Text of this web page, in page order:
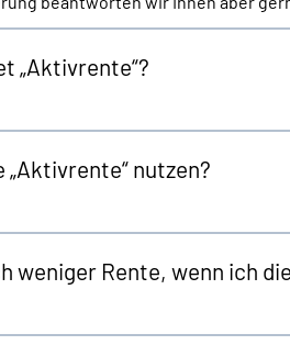
„Aktivrente“?
„Aktivrente“ nutzen?
weniger Rente, wenn ich